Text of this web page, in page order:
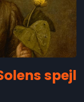
spejl